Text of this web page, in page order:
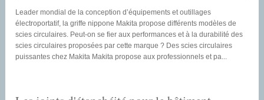
Leader mondial de la conception d’équipements et outillages
électroportatif, la griffe nippone Makita propose différents modèles de
scies circulaires. Peut-on se fier aux performances et à la durabilité des
scies circulaires proposées par cette marque ? Des scies circulaires
puissantes chez Makita Makita propose aux professionnels et pa...